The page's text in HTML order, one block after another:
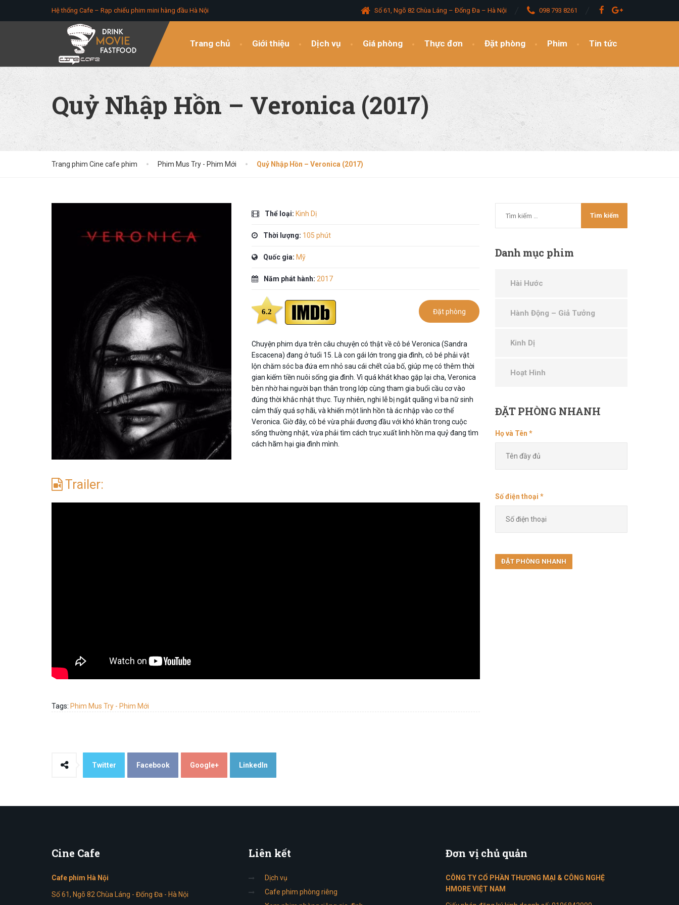
Hệ thống Cafe – Rạp chiếu phim mini hàng đầu Hà Nội Số 61, Ngõ 82 Chùa Láng – Đống Đa – Hà Nội 098 793 8261
Trang chủ Giới thiệu Dịch vụ Giá phòng Thực đơn Đặt phòng Phim Tin tức
Quỷ Nhập Hồn – Veronica (2017)
Trang phim Cine cafe phim Phim Mus Try - Phim Mới Quỷ Nhập Hồn – Veronica (2017)
Thể loại: Kinh Dị
Thời lượng: 105 phút
Quốc gia: Mỹ
Năm phát hành: 2017
6.2 Đặt phòng
Chuyện phim dựa trên câu chuyện có thật về cô bé Veronica (Sandra
Escacena) đang ở tuổi 15. Là con gái lớn trong gia đình, cô bé phải vật
lộn chăm sóc ba đứa em nhỏ sau cái chết của bố, giúp mẹ có thêm thời
gian kiếm tiền nuôi sống gia đình. Vì quá khát khao gặp lại cha, Veronica
bèn nhờ hai người bạn thân trong lớp cùng tham gia buổi cầu cơ vào
đúng thời khắc nhật thực. Tuy nhiên, nghi lễ bị ngắt quãng vì ba nữ sinh
cảm thấy quá sợ hãi, và khiến một linh hồn tà ác nhập vào cơ thể
Veronica. Giờ đây, cô bé vừa phải đương đầu với khó khăn trong cuộc
sống thường nhật, vừa phải tìm cách trục xuất linh hồn ma quỷ đang tìm
cách hãm hại gia đình mình.
Trailer:
Tags: Phim Mus Try - Phim Mới
Twitter Facebook Google+ LinkedIn
Danh mục phim
Hài Hước
Hành Động – Giả Tưởng
Kinh Dị
Hoạt Hình
ĐẶTPHÒNG NHANH
Họ và Tên *
Số điện thoại *
Cine Cafe
Cafe phim Hà Nội
Số 61, Ngõ 82 Chùa Láng - Đống Đa - Hà Nội
Liên kết
Dịch vụ
Cafe phim phòng riêng
Đơn vị chủ quản
CÔNG TY CỔ PHẦN THƯƠNG MẠI & CÔNG NGHỆ
HMORE VIỆT NAM